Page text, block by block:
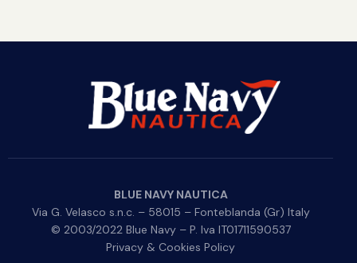
BLUE NAVY NAUTICA
Via G. Velasco s.n.c. – 58015 – Fonteblanda (Gr) Italy
© 2003/2022 Blue Navy – P. Iva IT01711590537
Privacy & Cookies Policy